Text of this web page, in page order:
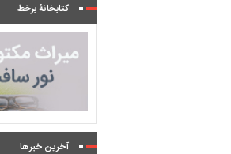
کتابخانۀ برخط
آخرین خبرها